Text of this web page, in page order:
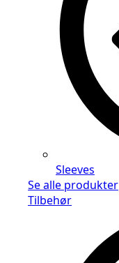
Sleeves
Se alle produkter
Tilbehør